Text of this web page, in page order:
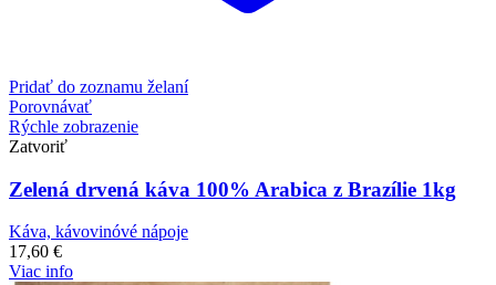
Pridať do zoznamu želaní
Porovnávať
Rýchle zobrazenie
Zatvoriť
Zelená drvená káva 100% Arabica z Brazílie 1kg
Káva, kávovinóvé nápoje
17,60 €
Viac info